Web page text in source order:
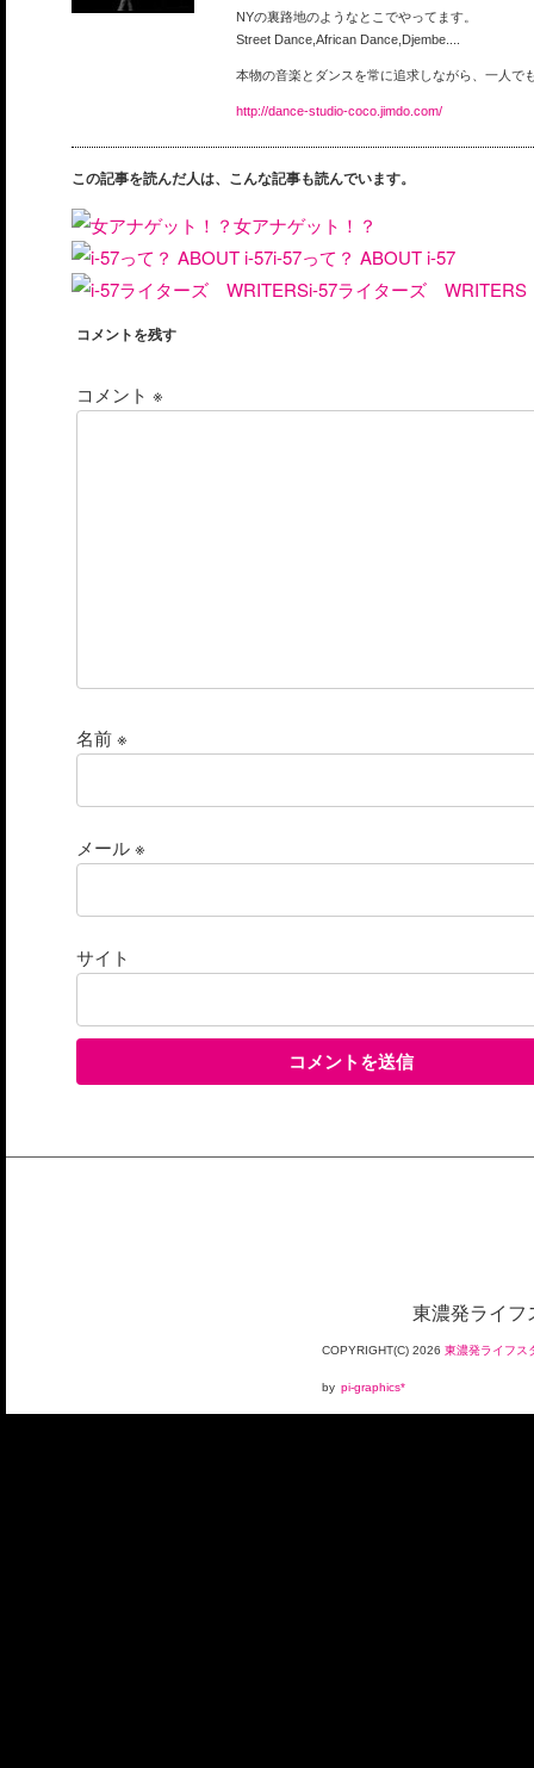
NYの裏路地のようなとこでやってます。
Street Dance,African Dance,Djembe....
本物の音楽とダンスを常に追求しながら、一人で
http://dance-studio-coco.jimdo.com/
この記事を読んだ人は、こんな記事も読んでいます。
女アナゲット！？
i-57って？ ABOUT i-57
i-57ライターズ WRITERS
コメントを残す
コメント ※
名前※
メール※
サイト
東濃発ライフ
COPYRIGHT(C) 2026 東濃発ライフス
by pi-graphics*